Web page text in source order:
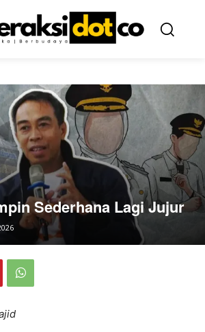
Sederhana Lagi Jujur